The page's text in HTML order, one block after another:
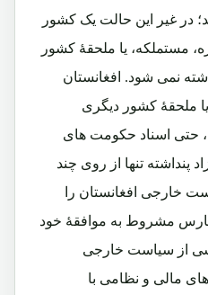
در غیر این حالت یک کشور
مستملکه، یا ملحقهٔ کشور
نمی شود. افغانستان
ملحقهٔ کشور دیگری
حتی اسناد حکومت های
پنداشته تنها از روی چند
خارجی افغانستان را
مشروط به موافقهٔ خود
از سیاست خارجی
مالی و نظامی با